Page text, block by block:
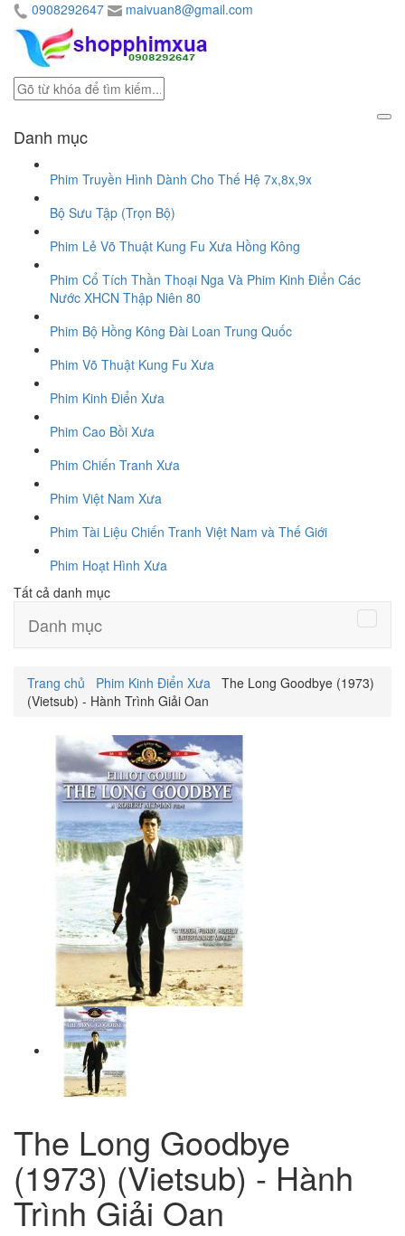
0908292647 maivuan8@gmail.com
Danh mục
Phim Truyền Hình Dành Cho Thế Hệ 7x,8x,9x
Bộ Sưu Tập (Trọn Bộ)
Phim Lẻ Võ Thuật Kung Fu Xưa Hồng Kông
Phim Cổ Tích Thần Thoại Nga Và Phim Kinh Điển Các
Nước XHCN Thập Niên 80
Phim Bộ Hồng Kông Đài Loan Trung Quốc
Phim Võ Thuật Kung Fu Xưa
Phim Kinh Điển Xưa
Phim Cao Bồi Xưa
Phim Chiến Tranh Xưa
Phim Việt Nam Xưa
Phim Tài Liệu Chiến Tranh Việt Nam và Thế Giới
Phim Hoạt Hình Xưa
Tất cả danh mục
Danh mục
Trang chủ Phim Kinh Điển Xưa
The Long Goodbye (1973)
(Vietsub) - Hành Trình Giải Oan
The Long Goodbye
(1973) (Vietsub) - Hành
Trình Giải Oan